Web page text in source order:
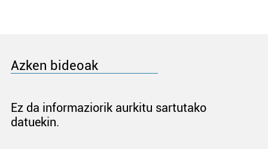
Azken bideoak
Ez da informaziorik aurkitu sartutako
datuekin.